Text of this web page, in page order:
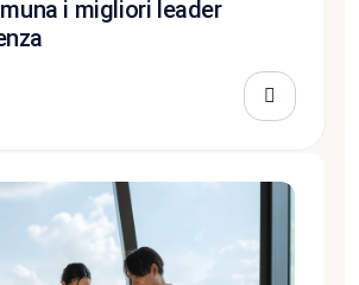
i migliori leader